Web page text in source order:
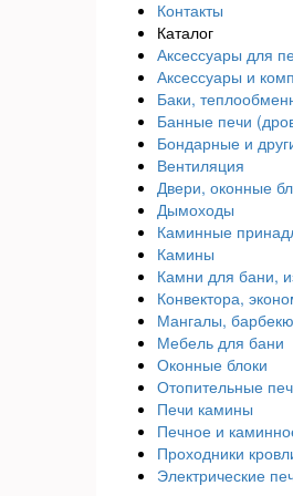
Контакты
Каталог
Аксессуары для
Аксессуары и
Баки,
Банные печи
Бондарные и
Вентиляция
Двери, оконные
Дымоходы
Каминные
Камины
Камни для бани,
Конвектора,
Мангалы,
Мебель для бани
Оконные блоки
Отопительные
Печи камины
Печное и
Проходники
Электрические